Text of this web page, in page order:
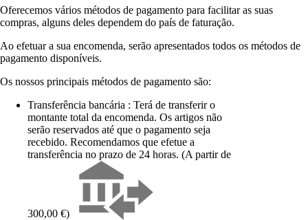
Oferecemos vários métodos de pagamento para facilitar as suas
compras, alguns deles dependem do país de faturação.
Ao efetuar a sua encomenda, serão apresentados todos os métodos de
pagamento disponíveis.
Os nossos principais métodos de pagamento são:
Transferência bancária : Terá de transferir o
montante total da encomenda. Os artigos não
serão reservados até que o pagamento seja
recebido. Recomendamos que efetue a
transferência no prazo de 24 horas. (A partir de
300,00 €)